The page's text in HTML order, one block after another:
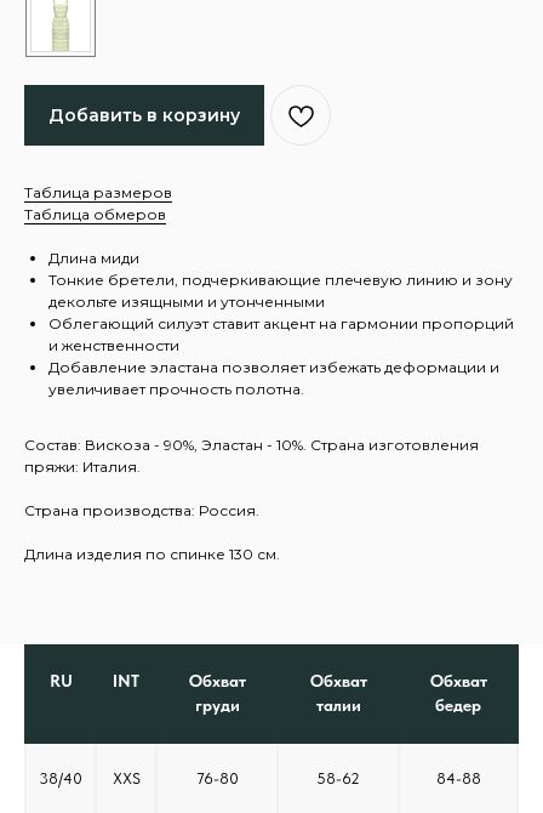
Добавить в корзину
Таблица размеров
Таблица обмеров
Длина миди
Тонкие бретели, подчеркивающие плечевую линию и зону
декольте изящными и утонченными
Облегающий силуэт ставит акцент на гармонии пропорций
и женственности
Добавление эластана позволяет избежать деформации и
увеличивает прочность полотна.
Состав: Вискоза - 90%, Эластан - 10%. Страна изготовления
пряжи: Италия.
Страна производства: Россия.
Длина изделия по спинке 130 см.
RU INT
Обхват
груди
Обхват
талии
Обхват
бедер
38/40 XXS 76-80 58-62 84-88